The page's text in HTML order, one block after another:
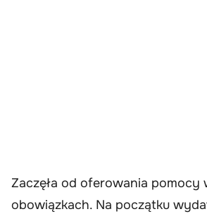
Zaczęła od oferowania pomocy
obowiązkach. Na początku